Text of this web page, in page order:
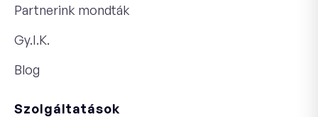
Partnerink mondták
Gy.I.K.
Blog
Szolgáltatások